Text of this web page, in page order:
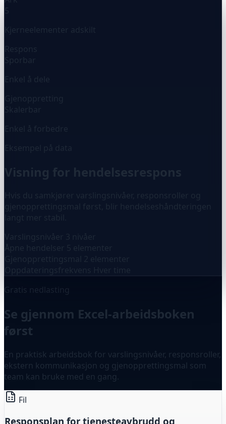
5
Kjerneelementer adskilt
Respons
Sporbar
Enkel å dele
Gjenoppretting
Skalerbar
Enkel å forbedre
Eksempel på data
Visning for hendelsesrespons
Hvis du samkjører varslingsnivåer, responsroller og
gjenopprettingsmal først, blir hendelseshåndteringen
langt mer stabil.
Varslingsnivåer
3 nivåer
Åpne hendelser
5 elementer
Gjenopprettingsmal
2 elementer
Oppdateringsfrekvens
Hver time
Gratis nedlasting
Se gjennom Excel-arbeidsboken
først
En praktisk arbeidsbok for varslingsnivåer, responsroller,
ekstern kommunikasjon og gjenopprettingsmal som
team kan bruke med en gang.
Fil
Responsplan for tjenesteavbrudd og